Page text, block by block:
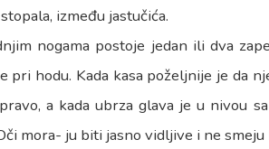
između jastučića.
nogama postoje jedan ili dva
hodu. Kada kasa poželjnije je da
a kada ubrza glava je u nivou
mora- ju biti jasno vidljive i ne